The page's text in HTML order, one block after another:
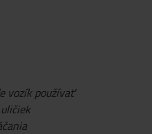
vozík používať